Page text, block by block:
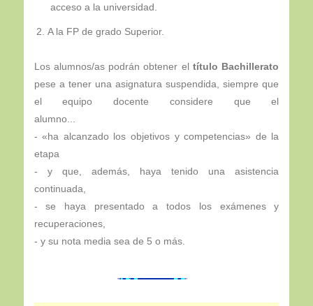
acceso a la universidad.
A la FP de grado Superior.
Los alumnos/as podrán obtener el título Bachillerato
pese a tener una asignatura suspendida, siempre que
el equipo docente considere que el
alumno...
- «ha alcanzado los objetivos y competencias» de la
etapa
- y que, además, haya tenido una asistencia
continuada,
- se haya presentado a todos los exámenes y
recuperaciones,
- y su nota media sea de 5 o más.